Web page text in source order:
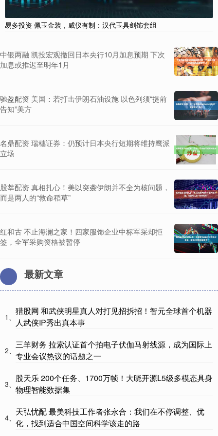
易多投资 佩玉金装，威仪有制：汉代玉具剑饰套组
中银两融 凯投宏观撤回日本央行10月加息预期 下次
加息或推迟至明年1月
驰盈配资 美国：若打击伊朗石油设施 以色列须“提前
告知”美方
名鼎配资 瑞穗证券：仍预计日本央行短期将维持鹰派
立场
股莘配资 真相扎心！美以突袭伊朗并不全为核问题，
而是两人的“救命稻草”
红和古 不止海澜之家！四家服饰企业中标军采却拒
签，全军采购资格被暂停
最新文章
1、
猎股网 和武侠明星真人对打见招拆招！智元全球首个机器
人武侠IP秀出真本事
2、
三羊财务 拉索认证首个拍电子伏伽马射线源，成为国际上
专业会议热议的话题之一
3、
股天乐 200个任务、1700万帧！大晓开源L5级多模态具身
物理智能数据集
4、
天弘忧配 最美科技工作者张永合：我们在不停调整、优
化，找到适合中国空间科学该走的路